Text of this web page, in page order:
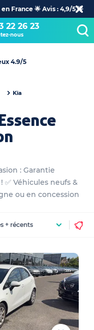
France 🌟 Avis : 4,9/5 🌟
22 26 23
nous
4.9/5
Kia
: Garantie
Véhicules neufs &
ou en concession